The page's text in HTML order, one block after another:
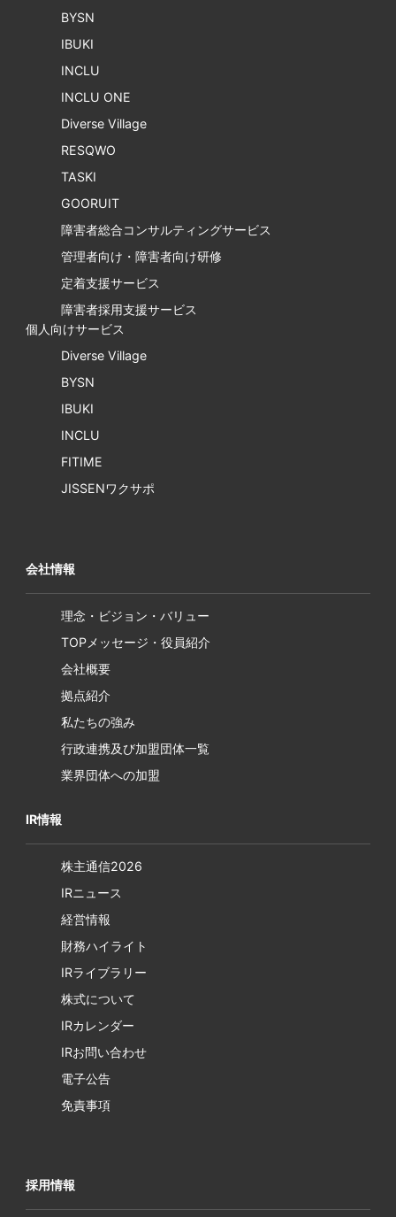
BYSN
IBUKI
INCLU
INCLU ONE
Diverse Village
RESQWO
TASKI
GOORUIT
障害者総合コンサルティングサービス
管理者向け・障害者向け研修
定着支援サービス
障害者採用支援サービス
個人向けサービス
Diverse Village
BYSN
IBUKI
INCLU
FITIME
JISSENワクサポ
会社情報
理念・ビジョン・バリュー
TOPメッセージ・役員紹介
会社概要
拠点紹介
私たちの強み
行政連携及び加盟団体一覧
業界団体への加盟
IR情報
株主通信2026
IRニュース
経営情報
財務ハイライト
IRライブラリー
株式について
IRカレンダー
IRお問い合わせ
電子公告
免責事項
採用情報